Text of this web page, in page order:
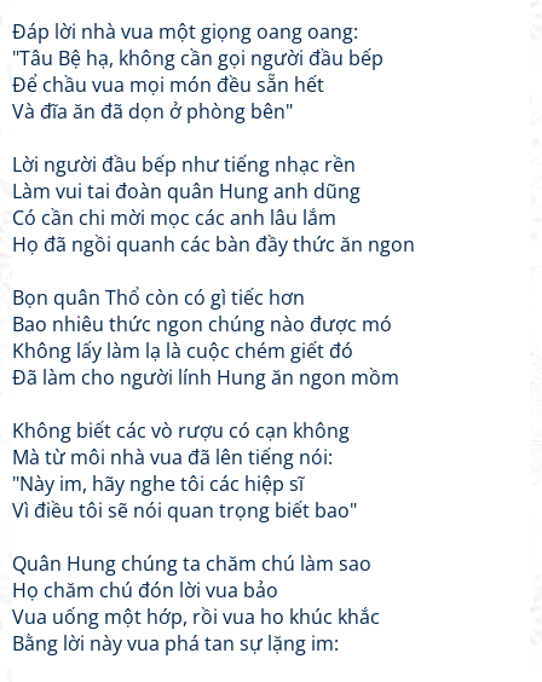
Đáp lời nhà vua một giọng oang oang:
"Tâu Bệ hạ, không cần gọi người đầu bếp
Để chầu vua mọi món đều sẵn hết
Và đĩa ăn đã dọn ở phòng bên"
Lời người đầu bếp như tiếng nhạc rền
Làm vui tai đoàn quân Hung anh dũng
Có cần chi mời mọc các anh lâu lắm
Họ đã ngồi quanh các bàn đầy thức ăn ngon
Bọn quân Thổ còn có gì tiếc hơn
Bao nhiêu thức ngon chúng nào được mó
Không lấy làm lạ là cuộc chém giết đó
Đã làm cho người lính Hung ăn ngon mồm
Không biết các vò rượu có cạn không
Mà từ môi nhà vua đã lên tiếng nói:
"Này im, hãy nghe tôi các hiệp sĩ
Vì điều tôi sẽ nói quan trọng biết bao"
Quân Hung chúng ta chăm chú làm sao
Họ chăm chú đón lời vua bảo
Vua uống một hớp, rồi vua ho khúc khắc
Bằng lời này vua phá tan sự lặng im: